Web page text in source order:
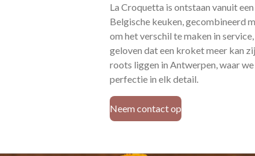
La Croquetta is ontstaan vanuit
Belgische keuken, gecombineerd
om het verschil te maken in
geloven dat een kroket meer kan
roots liggen in Antwerpen, waar
perfectie in elk detail.
Neem contact op